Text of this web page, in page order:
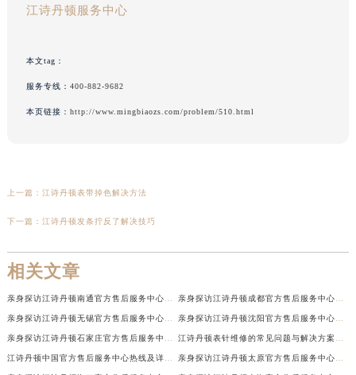
江诗丹顿服务中心
本文tag：
服务专线： 400-882-9682
本页链接： http://www.mingbiaozs.com/problem/510.html
上一篇： 江诗丹顿表带掉色解决方法
下一篇： 江诗丹顿发条拧反了解决技巧
相关文章